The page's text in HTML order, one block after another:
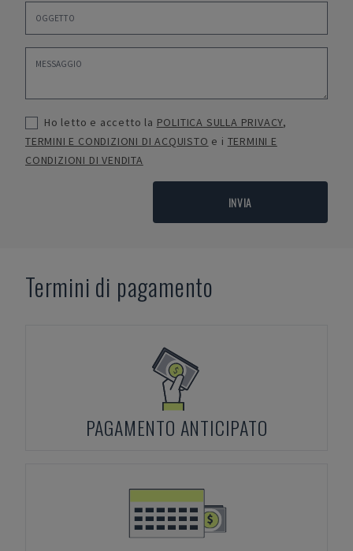
Ho letto e accetto la POLITICA SULLA PRIVACY,
TERMINI E CONDIZIONI DI ACQUISTO e i TERMINI E
CONDIZIONI DI VENDITA
INVIA
Termini di pagamento
PAGAMENTO ANTICIPATO